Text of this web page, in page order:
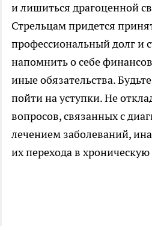
и лишиться драгоценной
Стрельцам придется
профессиональный долг и
напомнить о себе
иные обязательства.
пойти на уступки. Не
вопросов, связанных с
лечением заболеваний,
их перехода в